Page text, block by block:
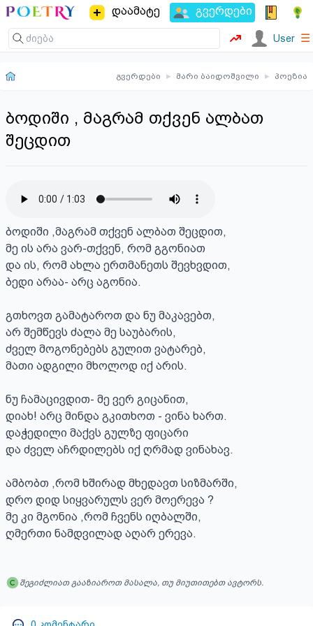
დაამატე გვერდები
User ☰
გვერდები ▸ მარი ბაიდოშვილი ▸ პოეზია
ბოდიში , მაგრამ თქვენ ალბათ
შეცდით
ბოდიში ,მაგრამ თქვენ ალბათ შეცდით,
მე ის არა ვარ-თქვენ, რომ გგონიათ
და ის, რომ ახლა ერთმანეთს შევხვდით,
ბედი არაა- არც აგონია.
გთხოვთ გამატაროთ და ნუ მაკავებთ,
არ შემწევს ძალა მე საუბარის,
ძველ მოგონებებს გულით ვატარებ,
მათი ადგილი მხოლოდ იქ არის.
ნუ ჩამაცივდით- მე ვერ გიცანით,
დიახ! არც მინდა გკითხოთ - ვინა ხართ.
დაჭედილი მაქვს გულზე ფიცარი
და ძველ აჩრდილებს იქ ღრმად ვინახავ.
ამბობთ ,რომ ხშირად მხედავთ სიზმარში,
დრო დიდ სიყვარულს ვერ მოერევა ?
მე კი მგონია ,რომ ჩვენს იღბალში,
ღმერთი ნამდვილად აღარ ერევა.
შეგიძლიათ გააზიაროთ მასალა, თუ მიუთითებთ ავტორს.